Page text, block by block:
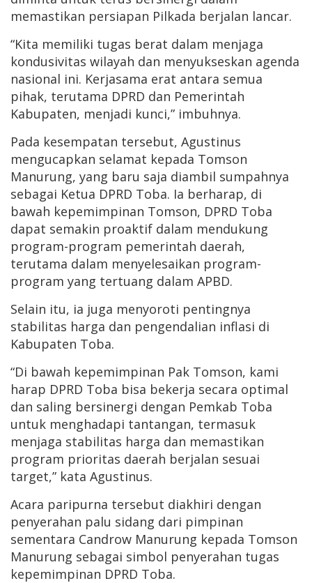
memastikan persiapan Pilkada berjalan lancar.
“Kita memiliki tugas berat dalam menjaga
kondusivitas wilayah dan menyukseskan agenda
nasional ini. Kerjasama erat antara semua
pihak, terutama DPRD dan Pemerintah
Kabupaten, menjadi kunci,” imbuhnya.
Pada kesempatan tersebut, Agustinus
mengucapkan selamat kepada Tomson
Manurung, yang baru saja diambil sumpahnya
sebagai Ketua DPRD Toba. Ia berharap, di
bawah kepemimpinan Tomson, DPRD Toba
dapat semakin proaktif dalam mendukung
program-program pemerintah daerah,
terutama dalam menyelesaikan program-
program yang tertuang dalam APBD.
Selain itu, ia juga menyoroti pentingnya
stabilitas harga dan pengendalian inflasi di
Kabupaten Toba.
“Di bawah kepemimpinan Pak Tomson, kami
harap DPRD Toba bisa bekerja secara optimal
dan saling bersinergi dengan Pemkab Toba
untuk menghadapi tantangan, termasuk
menjaga stabilitas harga dan memastikan
program prioritas daerah berjalan sesuai
target,” kata Agustinus.
Acara paripurna tersebut diakhiri dengan
penyerahan palu sidang dari pimpinan
sementara Candrow Manurung kepada Tomson
Manurung sebagai simbol penyerahan tugas
kepemimpinan DPRD Toba.